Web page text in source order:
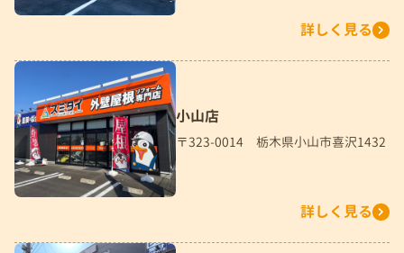
詳しく見る
小山店
〒323-0014 栃木県小山市喜沢1432
詳しく見る